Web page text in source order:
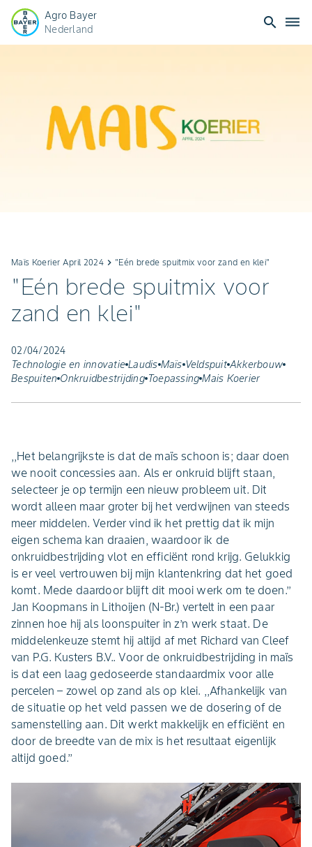
Agro Bayer
Nederland
search dehaze
Maïs Koerier April 2024 keyboard_arrow_right "Eén brede spuitmix voor zand en klei"
"Eén brede spuitmix voor
zand en klei"
02/04/2024
Technologie en innovatie Laudis Maïs Veldspuit Akkerbouw
Bespuiten Onkruidbestrijding Toepassing Mais Koerier
,,Het belangrijkste is dat de maïs schoon is; daar doen
we nooit concessies aan. Als er onkruid blijft staan,
selecteer je op termijn een nieuw probleem uit. Dit
wordt alleen maar groter bij het verdwijnen van steeds
meer middelen. Verder vind ik het prettig dat ik mijn
eigen schema kan draaien, waardoor ik de
onkruidbestrijding vlot en efficiënt rond krijg. Gelukkig
is er veel vertrouwen bij mijn klantenkring dat het goed
komt. Mede daardoor blijft dit mooi werk om te doen.’’
Jan Koopmans in Lithoijen (N-Br.) vertelt in een paar
zinnen hoe hij als loonspuiter in z’n werk staat. De
middelenkeuze stemt hij altijd af met Richard van Cleef
van P.G. Kusters B.V.. Voor de onkruidbestrijding in maïs
is dat een laag gedoseerde standaardmix voor alle
percelen – zowel op zand als op klei. ,,Afhankelijk van
de situatie op het veld passen we de dosering of de
samenstelling aan. Dit werkt makkelijk en efficiënt en
door de breedte van de mix is het resultaat eigenlijk
altijd goed.’’